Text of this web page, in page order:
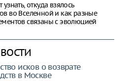
откуда взялось
во Вселенной и как разные
связаны с эволюцией
исков о возврате
в Москве